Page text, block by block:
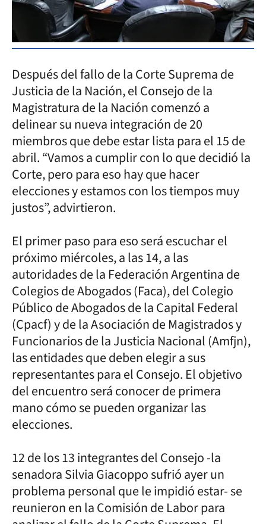
Después del fallo de la Corte Suprema de
Justicia de la Nación, el Consejo de la
Magistratura de la Nación comenzó a
delinear su nueva integración de 20
miembros que debe estar lista para el 15 de
abril. “Vamos a cumplir con lo que decidió la
Corte, pero para eso hay que hacer
elecciones y estamos con los tiempos muy
justos”, advirtieron.
El primer paso para eso será escuchar el
próximo miércoles, a las 14, a las
autoridades de la Federación Argentina de
Colegios de Abogados (Faca), del Colegio
Público de Abogados de la Capital Federal
(Cpacf) y de la Asociación de Magistrados y
Funcionarios de la Justicia Nacional (Amfjn),
las entidades que deben elegir a sus
representantes para el Consejo. El objetivo
del encuentro será conocer de primera
mano cómo se pueden organizar las
elecciones.
12 de los 13 integrantes del Consejo -la
senadora Silvia Giacoppo sufrió ayer un
problema personal que le impidió estar- se
reunieron en la Comisión de Labor para